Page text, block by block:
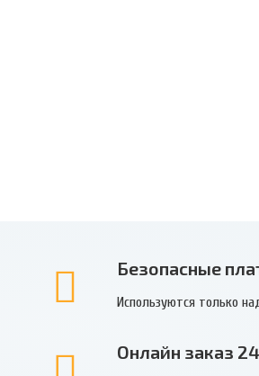
Безопасные
Используются только
Онлайн заказ